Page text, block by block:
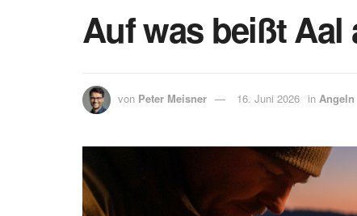
Auf was beißt Aal
von Peter Meisner 16. Juni 2026 in Angeln